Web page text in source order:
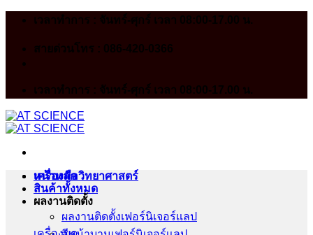
Skip
เวลาทำการ : จันทร์-ศุกร์ เวลา 08:00-17.00 น.
สายด่วนโทร : 086-420-0366
เวลาทำการ : จันทร์-ศุกร์ เวลา 08:00-17.00 น.
หน้าหลัก
สินค้าทั้งหมด
ผลงานติดตั้ง
ผลงานติดตั้งเฟอร์นิเจอร์เเลป
เครื่องมือวิทยาศาสตร์